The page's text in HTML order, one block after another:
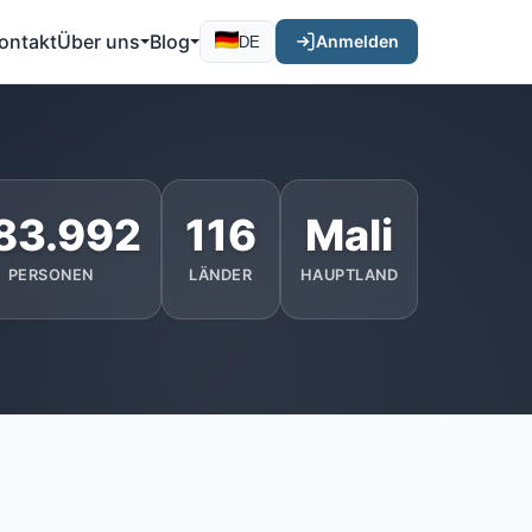
Über uns Blog DE Anmelden
PERSONEN
116
LÄNDER
Mali
HAUPTLAND